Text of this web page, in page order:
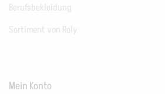
Berufsbekleidung
Sortiment von Roly
Mein Konto